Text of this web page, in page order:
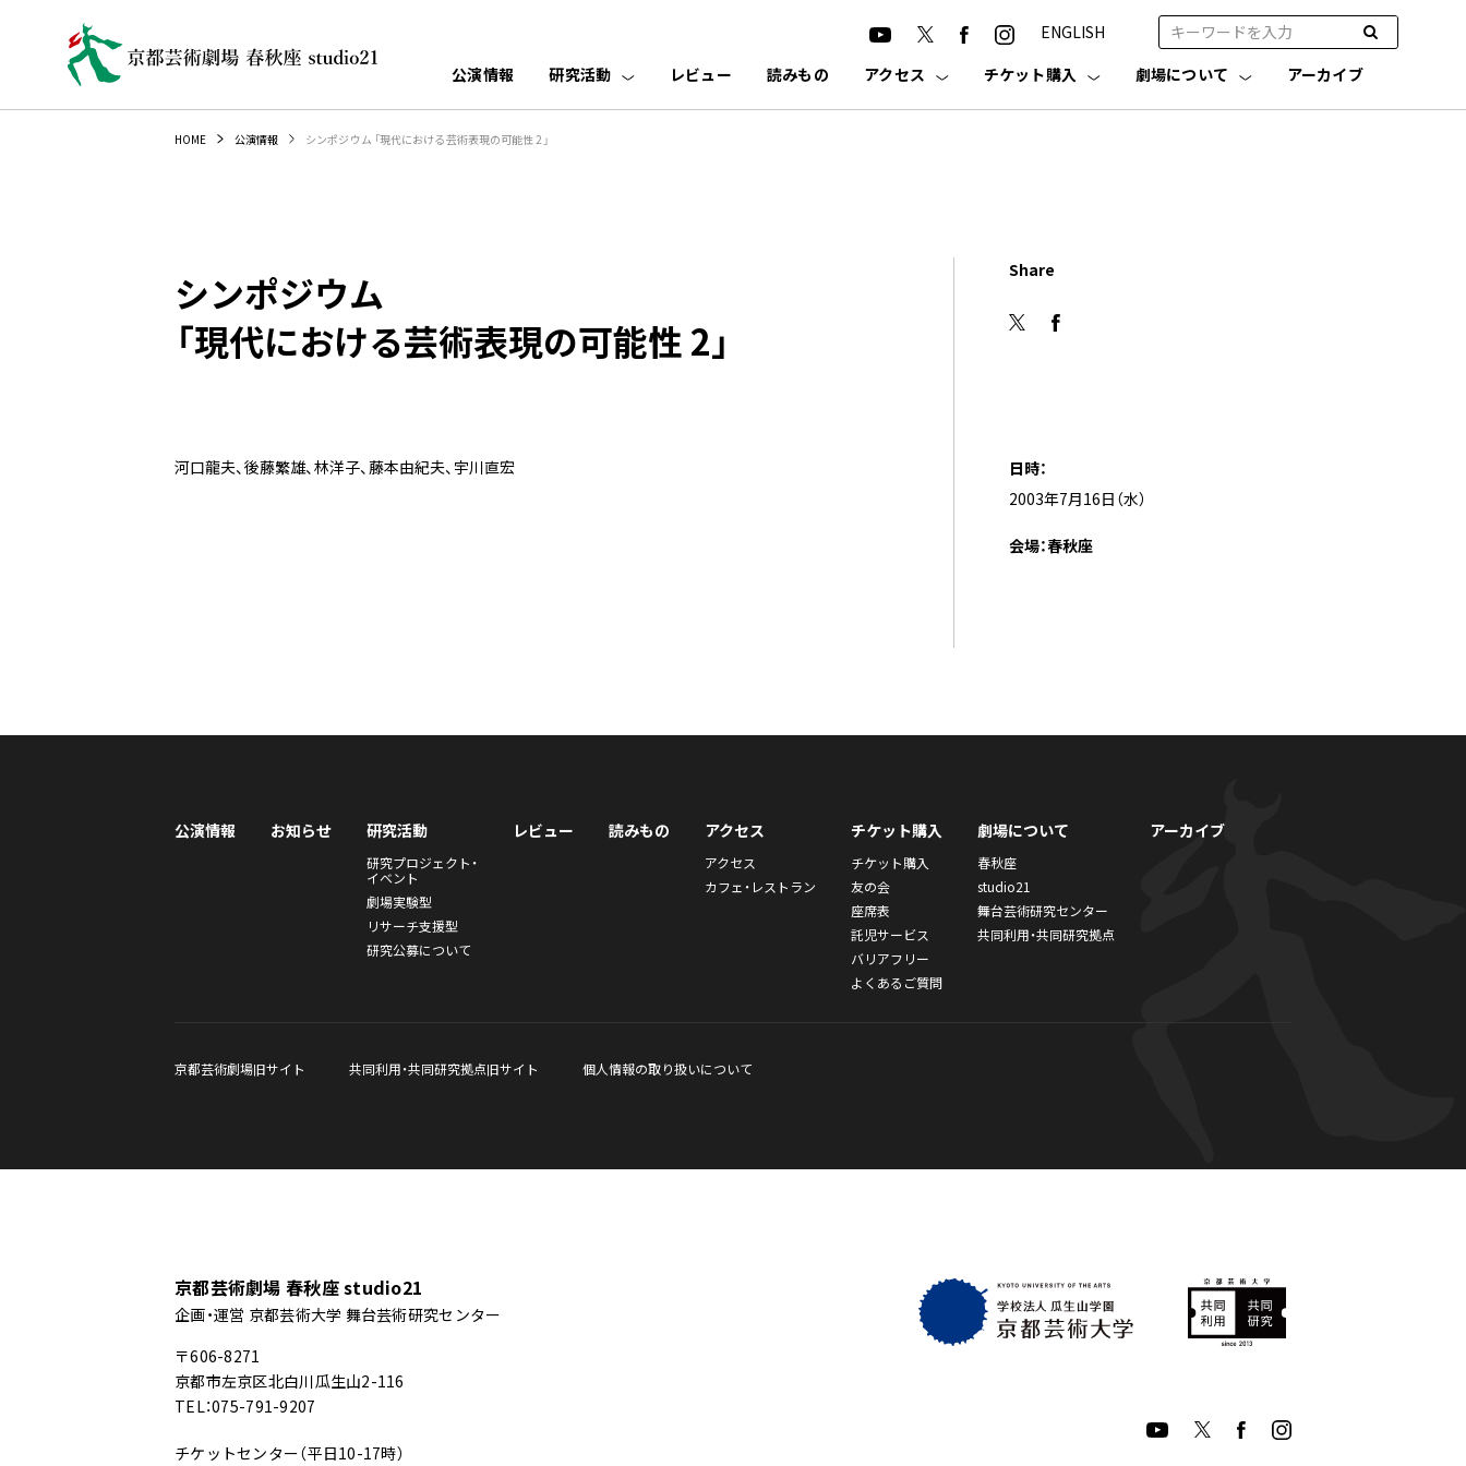
ENGLISH
公演情報
研究活動 レビュー 読みもの アクセス チケット購入 劇場について アーカイブ
HOME 公演情報 シンポジウム 「現代における芸術表現の可能性 2」
シンポジウム
「現代における芸術表現の可能性 2」
河口龍夫、後藤繁雄、林洋子、藤本由紀夫、宇川直宏
Share
日時：
2003年7月16日（水）
会場：春秋座
公演情報 お知らせ 研究活動
研究プロジェクト・
イベント
劇場実験型
リサーチ支援型
研究公募について
レビュー 読みもの アクセス
アクセス
カフェ・レストラン
チケット購入
チケット購入
友の会
座席表
託児サービス
バリアフリー
よくあるご質問
劇場について
春秋座
studio21
舞台芸術研究センター
共同利用・共同研究拠点
アーカイブ
京都芸術劇場旧サイト 共同利用・共同研究拠点旧サイト 個人情報の取り扱いについて
京都芸術劇場 春秋座 studio21
企画・運営 京都芸術大学 舞台芸術研究センター
〒606-8271
京都市左京区北白川瓜生山2-116
TEL：075-791-9207
チケットセンター（平日10-17時）